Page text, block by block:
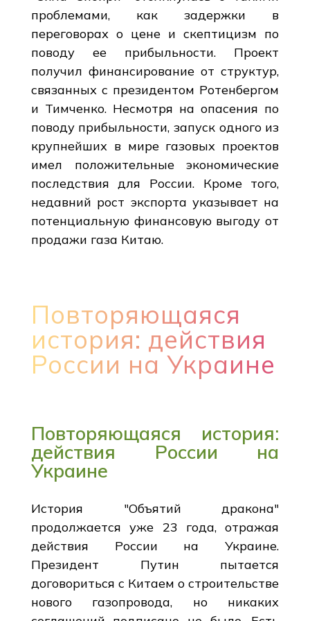
проблемами, как задержки в
переговорах о цене и скептицизм по
поводу ее прибыльности. Проект
получил финансирование от структур,
связанных с президентом Ротенбергом
и Тимченко. Несмотря на опасения по
поводу прибыльности, запуск одного из
крупнейших в мире газовых проектов
имел положительные экономические
последствия для России. Кроме того,
недавний рост экспорта указывает на
потенциальную финансовую выгоду от
продажи газа Китаю.
Повторяющаяся
история: действия
России на Украине
Повторяющаяся история:
действия России на
Украине
История "Объятий дракона"
продолжается уже 23 года, отражая
действия России на Украине.
Президент Путин пытается
договориться с Китаем о строительстве
нового газопровода, но никаких